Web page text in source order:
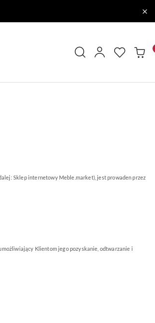
Sklep internetowy Meble.market), jest prowaden przez
Klientom jego pozyskanie, odtwarzanie i